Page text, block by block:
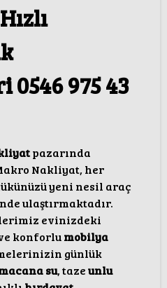
975 43
pazarında
Nakliyat, her
yeni nesil araç
ulaştırmaktadır.
evinizdeki
konforlumobilya
günlük
su, tazeunlu